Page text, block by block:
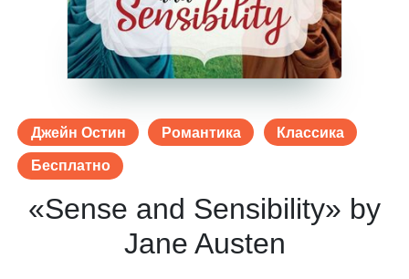
Джейн Остин Романтика Классика
Бесплатно
«Sense and Sensibility» by
Jane Austen